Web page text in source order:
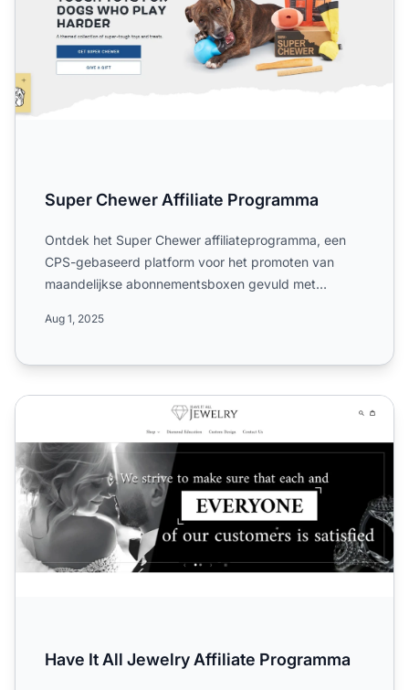
Super Chewer Affiliate Programma
Ontdek het Super Chewer affiliateprogramma, een
CPS-gebaseerd platform voor het promoten van
maandelijkse abonnementsboxen gevuld met
Aug 1, 2025
Have It All Jewelry Affiliate Programma
Have It All Jewelry Affiliate Programma